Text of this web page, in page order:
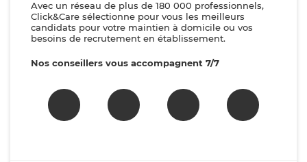
Avec un réseau de plus de 180 000 professionnels,
Click&Care sélectionne pour vous les meilleurs
candidats pour votre maintien à domicile ou vos
besoins de recrutement en établissement.
Nos conseillers vous accompagnent 7/7